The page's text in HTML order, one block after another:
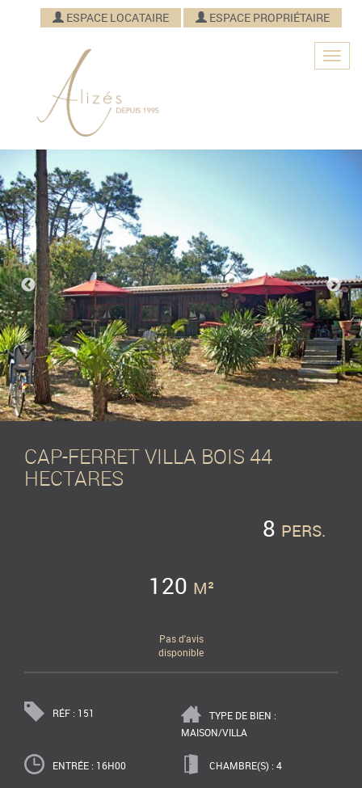
ESPACE LOCATAIRE ESPACE PROPRIÉTAIRE
CAP-FERRET VILLA BOIS 44
HECTARES
8 PERS.
120 M²
Pas d'avis
disponible
RÉF : 151
TYPE DE BIEN :
MAISON/VILLA
ENTRÉE : 16H00 CHAMBRE(S) : 4